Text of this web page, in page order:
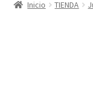
Inicio TIENDA